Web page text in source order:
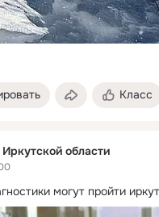
Класс
области
могут пройти